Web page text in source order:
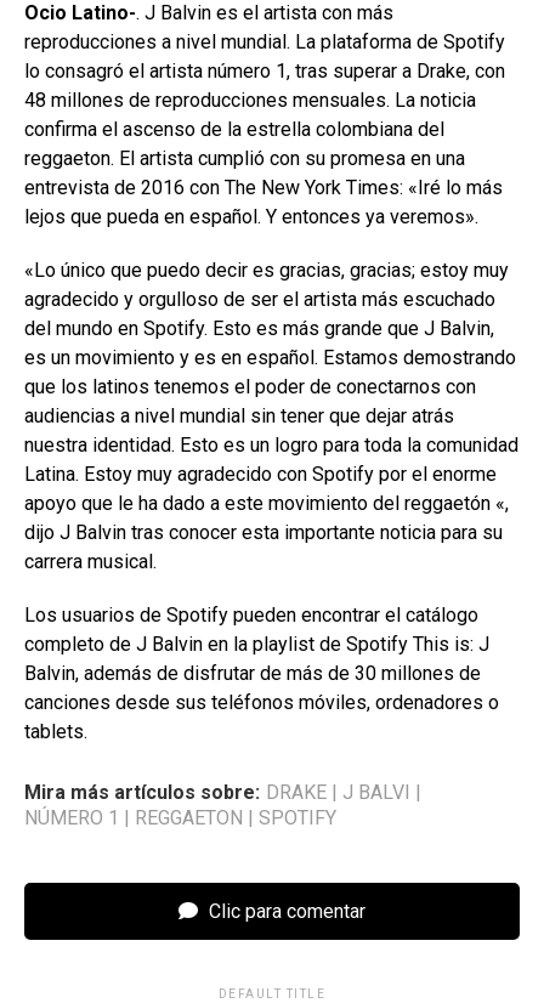
Ocio Latino-. J Balvin es el artista con más
reproducciones a nivel mundial. La plataforma de Spotify
lo consagró el artista número 1, tras superar a Drake, con
48 millones de reproducciones mensuales. La noticia
confirma el ascenso de la estrella colombiana del
reggaeton. El artista cumplió con su promesa en una
entrevista de 2016 con The New York Times: «Iré lo más
lejos que pueda en español. Y entonces ya veremos».
«Lo único que puedo decir es gracias, gracias; estoy muy
agradecido y orgulloso de ser el artista más escuchado
del mundo en Spotify. Esto es más grande que J Balvin,
es un movimiento y es en español. Estamos demostrando
que los latinos tenemos el poder de conectarnos con
audiencias a nivel mundial sin tener que dejar atrás
nuestra identidad. Esto es un logro para toda la comunidad
Latina. Estoy muy agradecido con Spotify por el enorme
apoyo que le ha dado a este movimiento del reggaetón «,
dijo J Balvin tras conocer esta importante noticia para su
carrera musical.
Los usuarios de Spotify pueden encontrar el catálogo
completo de J Balvin en la playlist de Spotify This is: J
Balvin, además de disfrutar de más de 30 millones de
canciones desde sus teléfonos móviles, ordenadores o
tablets.
Mira más artículos sobre: DRAKE J BALVI
NÚMERO 1
REGGAETON SPOTIFY
Clic para comentar
DEFAULT TITLE